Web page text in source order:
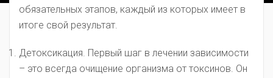
обязательных этапов, каждый из которых имеет в
итоге свой результат.
Детоксикация. Первый шаг в лечении зависимости
– это всегда очищение организма от токсинов. Он